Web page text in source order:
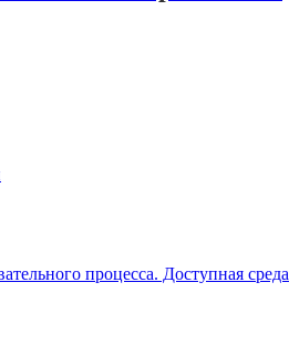
процесса. Доступная среда